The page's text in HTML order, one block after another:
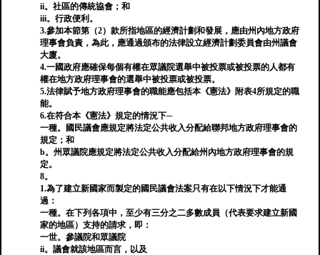
ii。社區的傳統協會；和
iii。行政便利。
3.參加本節第（2）款所指地區的經濟計劃和發展，應由州內地方政府
理事會負責，為此，應通過頒布的法律設立經濟計劃委員會由州議會
大廈。
4.一國政府應確保每個有權在眾議院選舉中被投票或被投票的人都有
權在地方政府理事會的選舉中被投票或被投票。
5.法律賦予地方政府理事會的職能應包括本《憲法》附表4所規定的職
能。
6.在符合本《憲法》規定的情況下─
一種。國民議會應規定將法定公共收入分配給聯邦地方政府理事會的
規定；和
b。州眾議院應規定將法定公共收入分配給州內地方政府理事會的規
定。
8。
1.為了建立新國家而製定的國民議會法案只有在以下情況下才能通
過：
一種。在下列各項中，至少有三分之二多數成員（代表要求建立新國
家的地區）支持的請求，即：
一世。參議院和眾議院
ii。議會就該地區而言，以及